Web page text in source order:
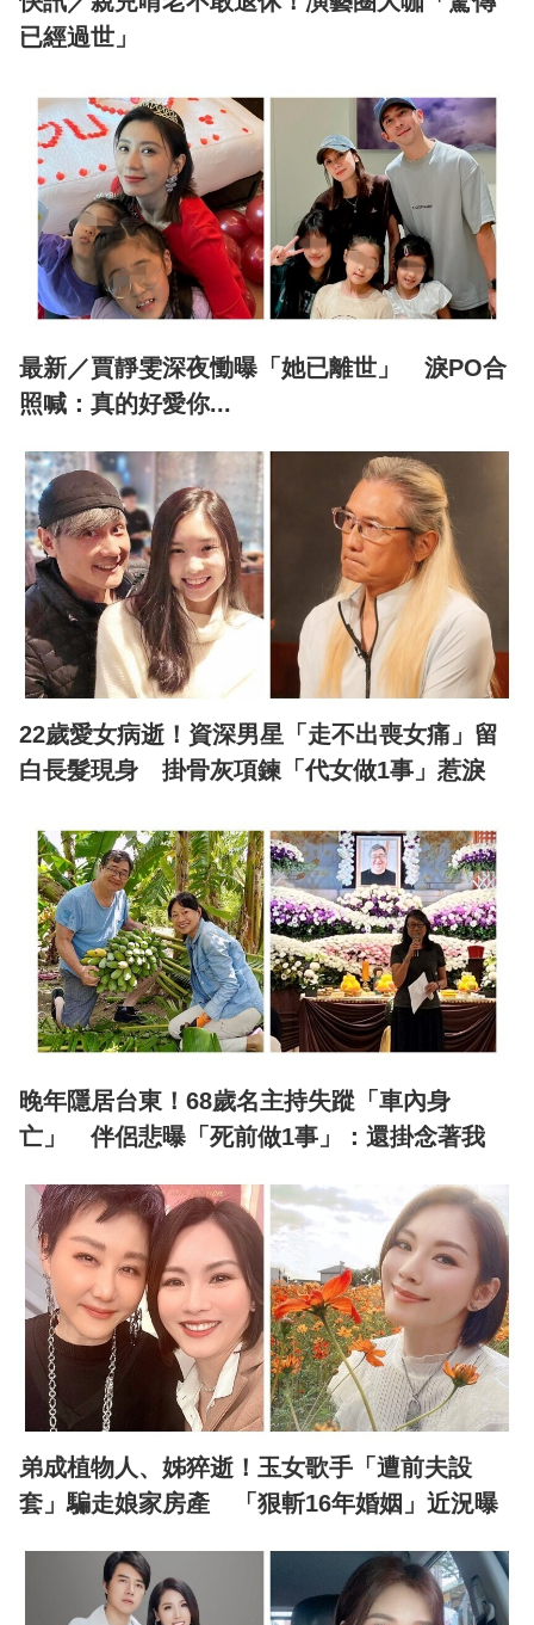
已經過世」
最新／賈靜雯深夜慟曝「她已離世」 淚PO合
照喊：真的好愛你...
22歲愛女病逝！資深男星「走不出喪女痛」留
白長髮現身 掛骨灰項鍊「代女做1事」惹淚
晚年隱居台東！68歲名主持失蹤「車內身
亡」 伴侶悲曝「死前做1事」：還掛念著我
弟成植物人、姊猝逝！玉女歌手「遭前夫設
套」騙走娘家房產 「狠斬16年婚姻」近況曝